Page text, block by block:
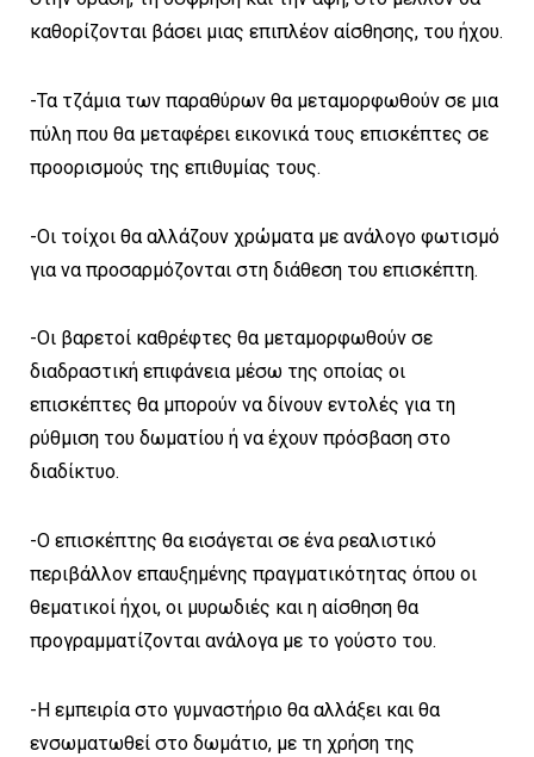
καθορίζονται βάσει μιας επιπλέον αίσθησης, του ήχου.
-Τα τζάμια των παραθύρων θα μεταμορφωθούν σε μια
πύλη που θα μεταφέρει εικονικά τους επισκέπτες σε
προορισμούς της επιθυμίας τους.
-Οι τοίχοι θα αλλάζουν χρώματα με ανάλογο φωτισμό
για να προσαρμόζονται στη διάθεση του επισκέπτη.
-Οι βαρετοί καθρέφτες θα μεταμορφωθούν σε
διαδραστική επιφάνεια μέσω της οποίας οι
επισκέπτες θα μπορούν να δίνουν εντολές για τη
ρύθμιση του δωματίου ή να έχουν πρόσβαση στο
διαδίκτυο.
-Ο επισκέπτης θα εισάγεται σε ένα ρεαλιστικό
περιβάλλον επαυξημένης πραγματικότητας όπου οι
θεματικοί ήχοι, οι μυρωδιές και η αίσθηση θα
προγραμματίζονται ανάλογα με το γούστο του.
-Η εμπειρία στο γυμναστήριο θα αλλάξει και θα
ενσωματωθεί στο δωμάτιο, με τη χρήση της